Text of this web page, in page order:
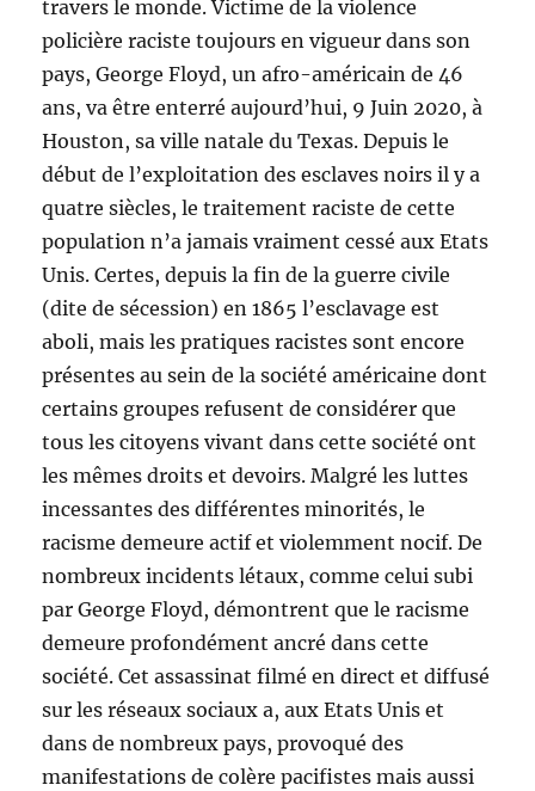
travers le monde. Victime de la violence
policière raciste toujours en vigueur dans son
pays, George Floyd, un afro-américain de 46
ans, va être enterré aujourd’hui, 9 Juin 2020, à
Houston, sa ville natale du Texas. Depuis le
début de l’exploitation des esclaves noirs il y a
quatre siècles, le traitement raciste de cette
population n’a jamais vraiment cessé aux Etats
Unis. Certes, depuis la fin de la guerre civile
(dite de sécession) en 1865 l’esclavage est
aboli, mais les pratiques racistes sont encore
présentes au sein de la société américaine dont
certains groupes refusent de considérer que
tous les citoyens vivant dans cette société ont
les mêmes droits et devoirs. Malgré les luttes
incessantes des différentes minorités, le
racisme demeure actif et violemment nocif. De
nombreux incidents létaux, comme celui subi
par George Floyd, démontrent que le racisme
demeure profondément ancré dans cette
société. Cet assassinat filmé en direct et diffusé
sur les réseaux sociaux a, aux Etats Unis et
dans de nombreux pays, provoqué des
manifestations de colère pacifistes mais aussi